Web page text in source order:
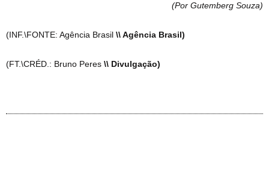
(Por Gutemberg Souza)
(INF.\FONTE: Agência Brasil \\ Agência Brasil)
(FT.\CRÉD.: Bruno Peres \\ Divulgação)